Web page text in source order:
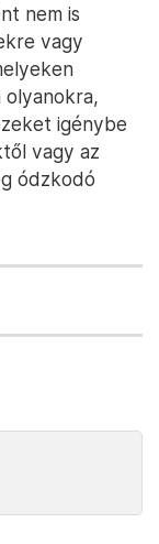
nem is
vagy
igénybe
vagy az
ódzkodó